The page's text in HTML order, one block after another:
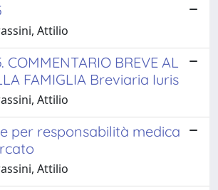
Attilio
COMMENTARIO BREVE AL
FAMIGLIA Breviaria Iuris
Attilio
per responsabilità medica
Attilio